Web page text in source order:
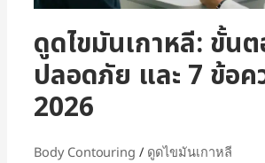
ดูดไขมันเกาหลี: ขั้น
ปลอดภัย และ 7 ข้อค
2026
Body Contouring / ดูดไขมันเกาหลี